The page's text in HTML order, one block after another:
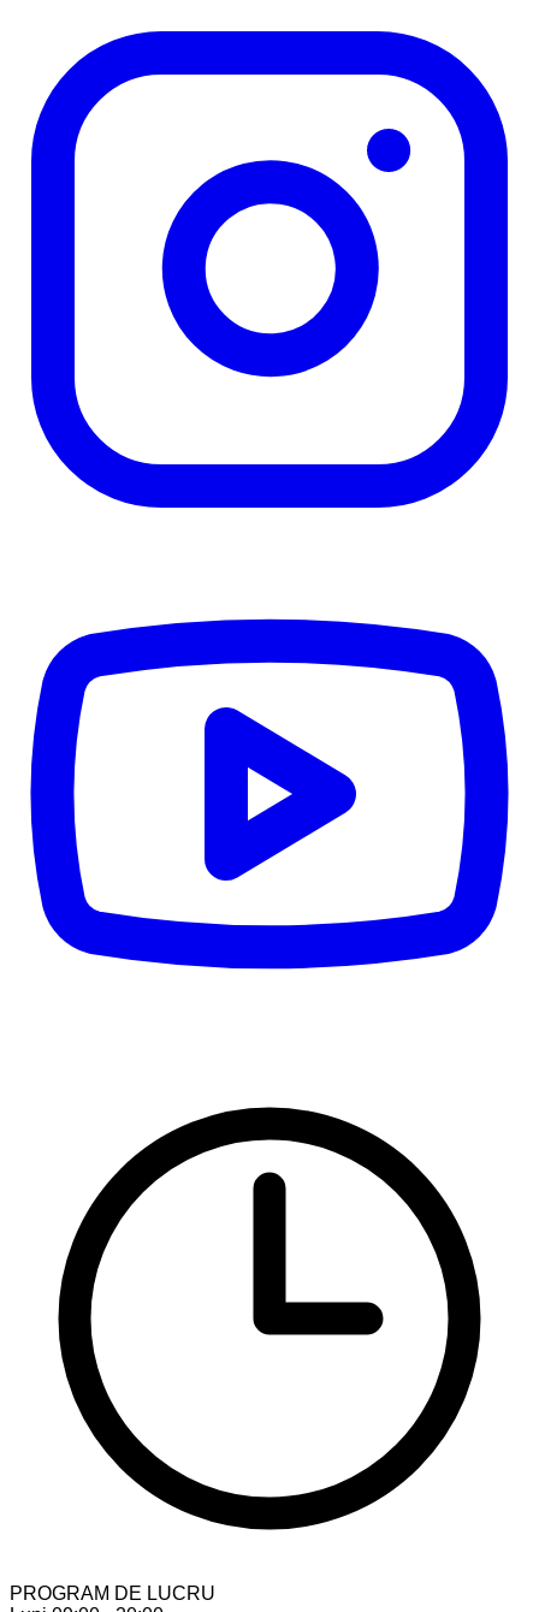
PROGRAM DE LUCRU